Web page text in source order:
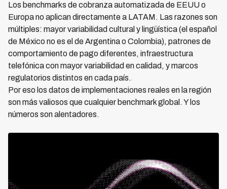
Los benchmarks de cobranza automatizada de EEUU o
Europa no aplican directamente a LATAM. Las razones son
múltiples: mayor variabilidad cultural y lingüística (el español
de México no es el de Argentina o Colombia), patrones de
comportamiento de pago diferentes, infraestructura
telefónica con mayor variabilidad en calidad, y marcos
regulatorios distintos en cada país.
Por eso los datos de implementaciones reales en la región
son más valiosos que cualquier benchmark global. Y los
números son alentadores.